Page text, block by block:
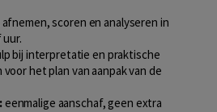
afnemen, scoren en analyseren in
bij interpretatie en praktische
het plan van aanpak van de
eenmalige aanschaf, geen extra